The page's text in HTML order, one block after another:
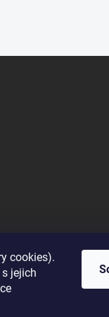
cookies).
jejich